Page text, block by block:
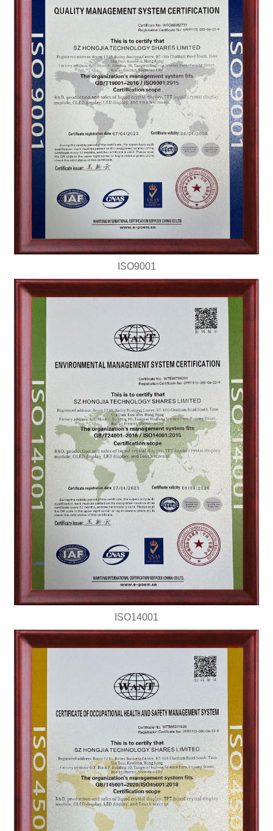
ISO9001
ISO14001